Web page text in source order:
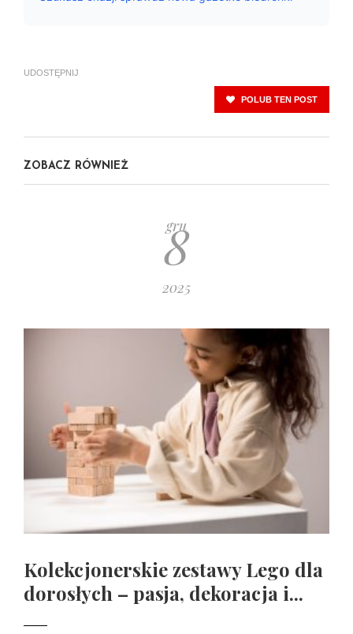
UDOSTĘPNIJ
POLUB TEN POST
ZOBACZ RÓWNIEŻ
gru
8
2025
Kolekcjonerskie zestawy Lego dla
dorosłych – pasja, dekoracja i...